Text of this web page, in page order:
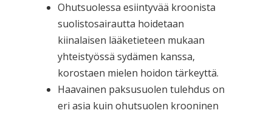
Ohutsuolessa esiintyvää kroonista
suolistosairautta hoidetaan
kiinalaisen lääketieteen mukaan
yhteistyössä sydämen kanssa,
korostaen mielen hoidon tärkeyttä.
Haavainen paksusuolen tulehdus on
eri asia kuin ohutsuolen krooninen